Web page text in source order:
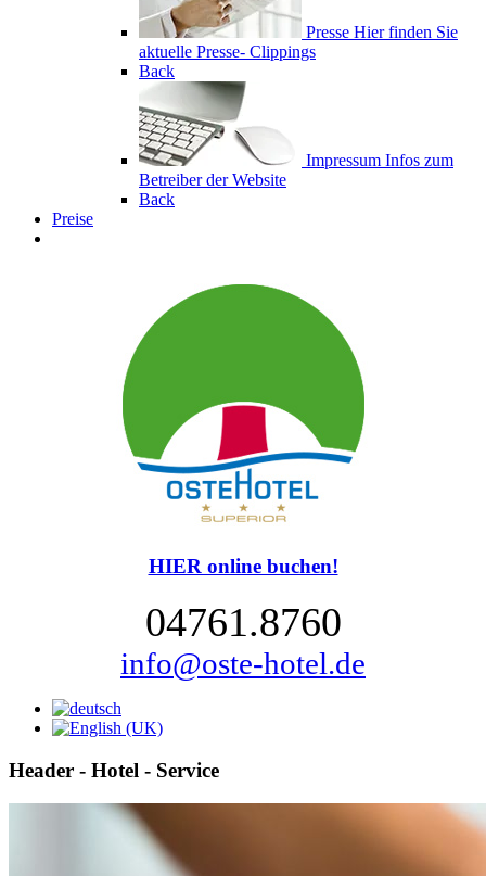
Presse Hier finden Sie
aktuelle Presse- Clippings
Back
Impressum Infos zum
Betreiber der Website
Back
Preise
HIER online buchen!
04761.8760
info@oste-hotel.de
Header - Hotel - Service